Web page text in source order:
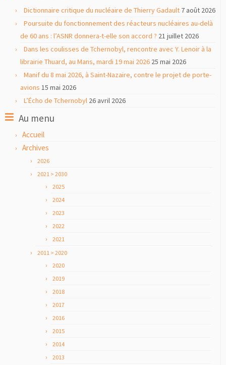
Dictionnaire critique du nucléaire de Thierry Gadault 7 août 2026
Poursuite du fonctionnement des réacteurs nucléaires au-delà
de 60 ans : l’ASNR donnera-t-elle son accord ? 21 juillet 2026
Dans les coulisses de Tchernobyl, rencontre avec Y. Lenoir à la
librairie Thuard, au Mans, mardi 19 mai 2026 25 mai 2026
Manif du 8 mai 2026, à Saint-Nazaire, contre le projet de porte-
avions 15 mai 2026
L’Écho de Tchernobyl 26 avril 2026
Au menu
Accueil
Archives
2026
2021 > 2030
2025
2024
2023
2022
2021
2011 > 2020
2020
2019
2018
2017
2016
2015
2014
2013